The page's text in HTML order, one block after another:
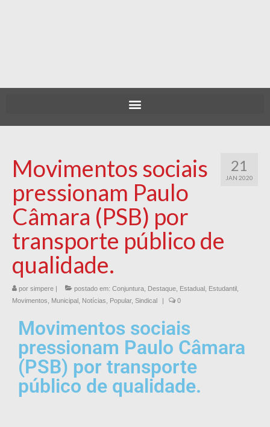
21
JAN 2020
Movimentos sociais
pressionam Paulo
Câmara (PSB) por
transporte público de
qualidade.
por simpere | postado em: Conjuntura Destaque Estadual Estudantil
Movimentos
Municipal Notícias Popular, Sindical | 0
Movimentos sociais
pressionam Paulo Câmara
(PSB) por transporte
público de qualidade.